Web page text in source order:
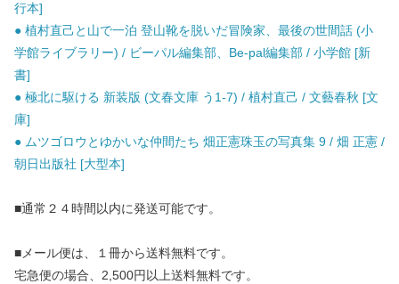
行本]
● 植村直己と山で一泊 登山靴を脱いだ冒険家、最後の世間話 (小
学館ライブラリー) / ビーパル編集部、Be-pal編集部 / 小学館 [新
書]
● 極北に駆ける 新装版 (文春文庫 う1-7) / 植村直己 / 文藝春秋 [文
庫]
● ムツゴロウとゆかいな仲間たち 畑正憲珠玉の写真集 9 / 畑 正憲 /
朝日出版社 [大型本]
■通常２４時間以内に発送可能です。
■メール便は、１冊から送料無料です。
宅急便の場合、2,500円以上送料無料です。